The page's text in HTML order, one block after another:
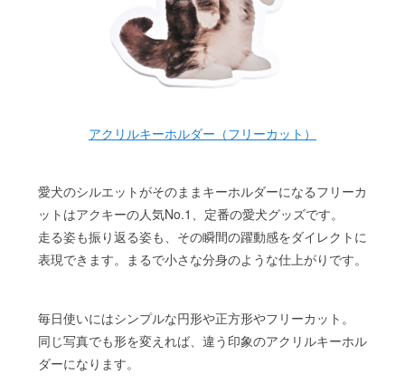
アクリルキーホルダー（フリーカット）
愛犬のシルエットがそのままキーホルダーになるフリーカ
ットはアクキーの人気No.1、定番の愛犬グッズです。
走る姿も振り返る姿も、その瞬間の躍動感をダイレクトに
表現できます。まるで小さな分身のような仕上がりです。
毎日使いにはシンプルな円形や正方形やフリーカット。
同じ写真でも形を変えれば、違う印象のアクリルキーホル
ダーになります。